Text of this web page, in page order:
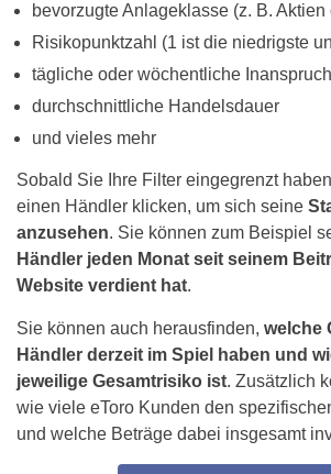
bevorzugte Anlageklasse (z. B.
Risikopunktzahl (1 ist die niedrigste
tägliche oder wöchentliche
durchschnittliche Handelsdauer
und vieles mehr
Sobald Sie Ihre Filter eingegrenzt
einen Händler klicken, um sich seine
anzusehen. Sie können zum Beispiel
Händler jeden Monat seit seinem
Website verdient hat.
Sie können auch herausfinden, welche
Händler derzeit im Spiel haben und
jeweilige Gesamtrisiko ist. Zusätzlich
wie viele eToro Kunden den
und welche Beträge dabei insgesamt